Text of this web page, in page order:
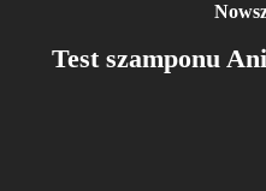
Test szamponu